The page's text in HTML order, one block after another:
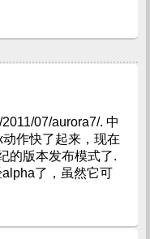
07/aurora7/. 中
作快了起来，现在
的版本发布模式了.
了，虽然它可